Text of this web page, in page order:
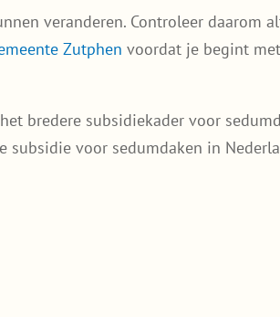
veranderen. Controleer daarom
Zutphen voordat je begint
bredere subsidiekader voor
subsidie voor sedumdaken in